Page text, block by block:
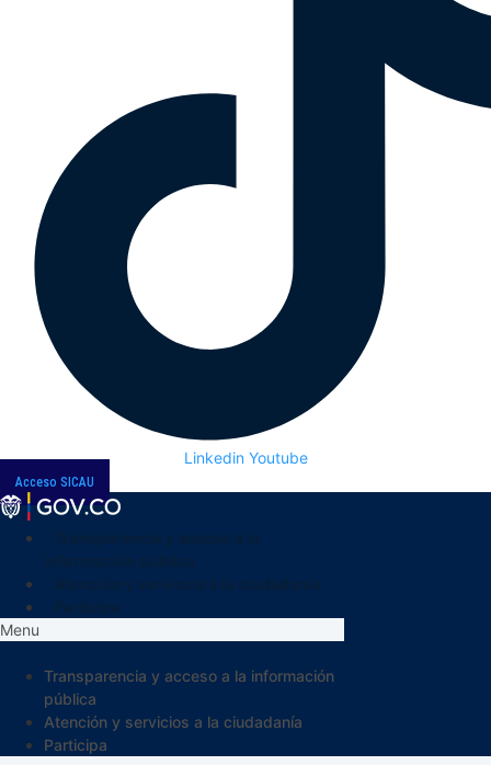
Linkedin Youtube
Acceso SICAU
Menu
Transparencia y acceso a la información
pública
Atención y servicios a la ciudadanía
Participa